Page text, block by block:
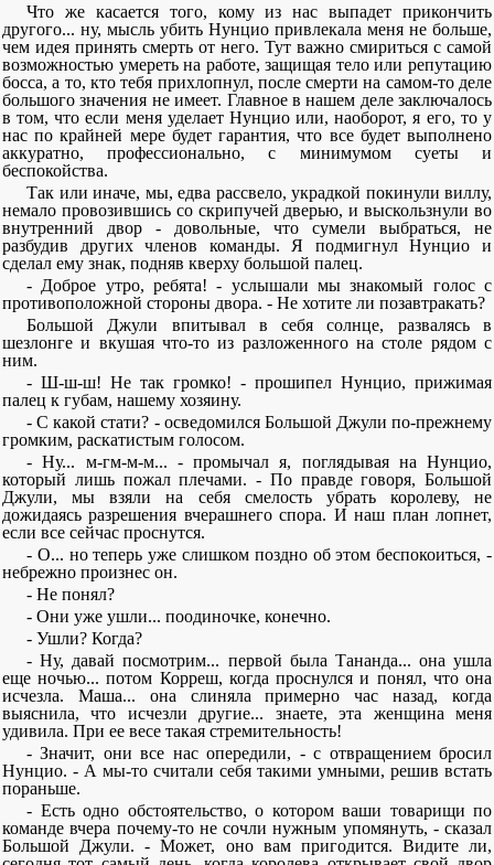
Что же касается того, кому из нас выпадет прикончить
другого... ну, мысль убить Нунцио привлекала меня не больше,
чем идея принять смерть от него. Тут важно смириться с самой
возможностью умереть на работе, защищая тело или репутацию
босса, а то, кто тебя прихлопнул, после смерти на самом-то деле
большого значения не имеет. Главное в нашем деле заключалось
в том, что если меня уделает Нунцио или, наоборот, я его, то у
нас по крайней мере будет гарантия, что все будет выполнено
аккуратно, профессионально, с минимумом суеты и
беспокойства.
Так или иначе, мы, едва рассвело, украдкой покинули виллу,
немало провозившись со скрипучей дверью, и выскользнули во
внутренний двор - довольные, что сумели выбраться, не
разбудив других членов команды. Я подмигнул Нунцио и
сделал ему знак, подняв кверху большой палец.
- Доброе утро, ребята! - услышали мы знакомый голос с
противоположной стороны двора. - Не хотите ли позавтракать?
Большой Джули впитывал в себя солнце, развалясь в
шезлонге и вкушая что-то из разложенного на столе рядом с
ним.
- Ш-ш-ш! Не так громко! - прошипел Нунцио, прижимая
палец к губам, нашему хозяину.
- С какой стати? - осведомился Большой Джули по-прежнему
громким, раскатистым голосом.
- Ну... м-гм-м-м... - промычал я, поглядывая на Нунцио,
который лишь пожал плечами. - По правде говоря, Большой
Джули, мы взяли на себя смелость убрать королеву, не
дожидаясь разрешения вчерашнего спора. И наш план лопнет,
если все сейчас проснутся.
- О... но теперь уже слишком поздно об этом беспокоиться, -
небрежно произнес он.
- Не понял?
- Они уже ушли... поодиночке, конечно.
- Ушли? Когда?
- Ну, давай посмотрим... первой была Тананда... она ушла
еще ночью... потом Корреш, когда проснулся и понял, что она
исчезла. Маша... она слиняла примерно час назад, когда
выяснила, что исчезли другие... знаете, эта женщина меня
удивила. При ее весе такая стремительность!
- Значит, они все нас опередили, - с отвращением бросил
Нунцио. - А мы-то считали себя такими умными, решив встать
пораньше.
- Есть одно обстоятельство, о котором ваши товарищи по
команде вчера почему-то не сочли нужным упомянуть, - сказал
Большой Джули. - Может, оно вам пригодится. Видите ли,